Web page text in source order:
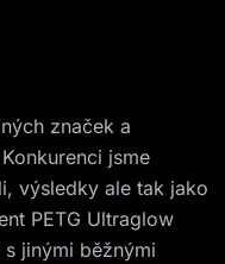
značek a
jsme
výsledky ale tak jako
PETG Ultraglow
jinými běžnými